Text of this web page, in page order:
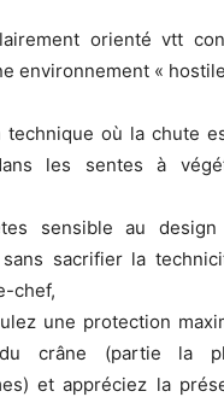
orienté vtt
environnement «
technique où la chute
les sentes à
sensible au
sacrifier la
chef,
une protection
crâne (partie la
et appréciez la